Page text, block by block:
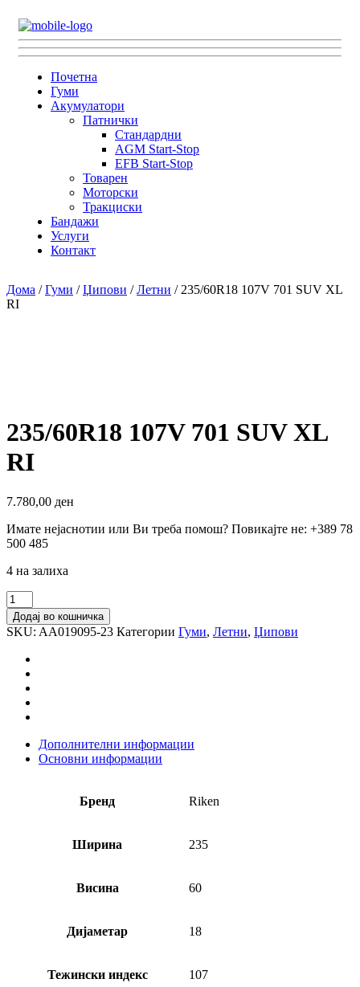
Почетна
Гуми
Акумулатори
Патнички
Стандардни
AGM Start-Stop
EFB Start-Stop
Товарен
Моторски
Тракциски
Бандажи
Услуги
Контакт
Дома /Гуми /Џипови /Летни / 235/60R18 107V 701 SUV XL
RI
235/60R18 107V 701 SUV XL
RI
7.780,00 ден
Имате нејаснотии или Ви треба помош? Повикајте не: +389 78
500 485
4 на залиха
235/60R18
107V
701
SUV
количина
Додај во кошничка
SKU: AA019095-23 Категории Гуми, Летни, Џипови
Дополнителни информации
Основни информации
Бренд Riken
Ширина 235
Висина 60
Дијаметар 18
Тежински индекс 107